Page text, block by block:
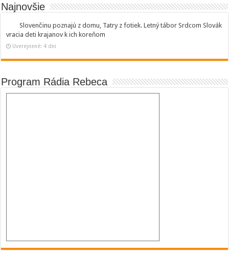
Najnovšie
Slovenčinu poznajú z domu, Tatry z fotiek. Letný tábor Srdcom Slovák
vracia deti krajanov k ich koreňom
Uverejnené: 4 dni
Program Rádia Rebeca